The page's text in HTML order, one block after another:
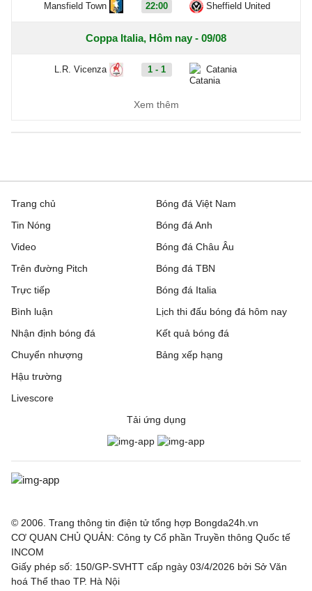
Mansfield Town 22:00 Sheffield United
Coppa Italia, Hôm nay - 09/08
L.R. Vicenza 1 - 1 Catania
3 - 1
4 - 2 Grenoble
1 - 1 Dijon
0 - 1 FC Annecy
0 - 3
VĐQG Bồ Đào Nha, Hôm nay - 09/08
Vitoria de Guimaraes
Atletico Tucuman 1 - 2 Sarmiento
Deportivo Riestra 2 - 0
Estudiantes de la
Xem thêm
Trang chủ
Tin Nóng
Video
Trên đường Pitch
Trực tiếp
Bóng đá Việt Nam
Bóng đá Anh
Bóng đá Châu Âu
Bóng đá TBN
Bóng đá Italia
Bình luận
Nhận định bóng đá
Chuyển nhượng
Hậu trường
Livescore
Lịch thi đấu bóng đá hôm nay
Kết quả bóng đá
Bảng xếp hạng
Tải ứng dụng
© 2006. Trang thông tin điện tử tổng hợp Bongda24h.vn
CƠ QUAN CHỦ QUẢN: Công ty Cổ phần Truyền thông Quốc tế
INCOM
Giấy phép số: 150/GP-SVHTT cấp ngày 03/4/2026 bởi Sở Văn
hoá Thể thao TP. Hà Nội